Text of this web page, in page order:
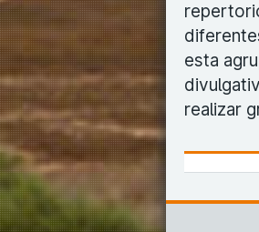
esta
realizar